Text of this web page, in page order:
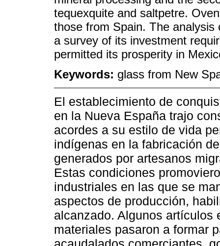
tequexquite and saltpetre.
those from Spain. The
a survey of its investment
permitted its prosperity in
Keywords: glass from New
El establecimiento de
en la Nueva España trajo
acordes a su estilo de vida
indígenas en la fabricación
generados por artesanos
Estas condiciones
industriales en las que se
aspectos de producción,
alcanzado. Algunos artículos
materiales pasaron a formar